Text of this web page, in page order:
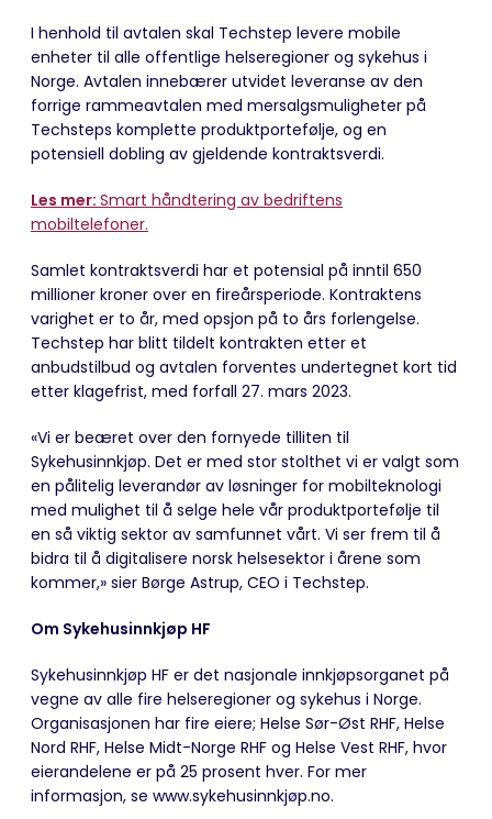
I henhold til avtalen skal Techstep levere mobile
enheter til alle offentlige helseregioner og sykehus i
Norge. Avtalen innebærer utvidet leveranse av den
forrige rammeavtalen med mersalgsmuligheter på
Techsteps komplette produktportefølje, og en
potensiell dobling av gjeldende kontraktsverdi.
Les mer: Smart håndtering av bedriftens
mobiltelefoner.
Samlet kontraktsverdi har et potensial på inntil 650
millioner kroner over en fireårsperiode. Kontraktens
varighet er to år, med opsjon på to års forlengelse.
Techstep har blitt tildelt kontrakten etter et
anbudstilbud og avtalen forventes undertegnet kort tid
etter klagefrist, med forfall 27. mars 2023.
«Vi er beæret over den fornyede tilliten til
Sykehusinnkjøp. Det er med stor stolthet vi er valgt som
en pålitelig leverandør av løsninger for mobilteknologi
med mulighet til å selge hele vår produktportefølje til
en så viktig sektor av samfunnet vårt. Vi ser frem til å
bidra til å digitalisere norsk helsesektor i årene som
kommer,» sier Børge Astrup, CEO i Techstep.
Om Sykehusinnkjøp HF
Sykehusinnkjøp HF er det nasjonale innkjøpsorganet på
vegne av alle fire helseregioner og sykehus i Norge.
Organisasjonen har fire eiere; Helse Sør-Øst RHF, Helse
Nord RHF, Helse Midt-Norge RHF og Helse Vest RHF, hvor
eierandelene er på 25 prosent hver. For mer
informasjon, se www.sykehusinnkjøp.no.